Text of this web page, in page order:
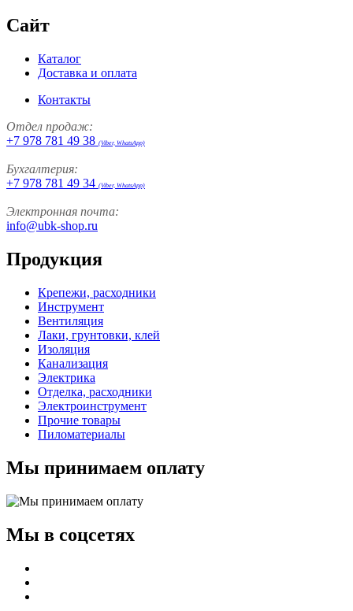
Сайт
Каталог
Доставка и оплата
Контакты
Отдел продаж:
+7 978 781 49 38 (Viber, WhatsApp)
Бухгалтерия:
+7 978 781 49 34 (Viber, WhatsApp)
Электронная почта:
info@ubk-shop.ru
Продукция
Крепежи, расходники
Инструмент
Вентиляция
Лаки, грунтовки, клей
Изоляция
Канализация
Электрика
Отделка, расходники
Электроинструмент
Прочие товары
Пиломатериалы
Мы принимаем оплату
Мы в соцсетях